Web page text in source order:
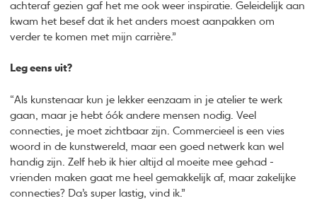
achteraf gezien gaf het me ook weer inspiratie. Geleidelijk aan
kwam het besef dat ik het anders moest aanpakken om
verder te komen met mijn carrière.”
Leg eens uit?
“Als kunstenaar kun je lekker eenzaam in je atelier te werk
gaan, maar je hebt óók andere mensen nodig. Veel
connecties, je moet zichtbaar zijn. Commercieel is een vies
woord in de kunstwereld, maar een goed netwerk kan wel
handig zijn. Zelf heb ik hier altijd al moeite mee gehad -
vrienden maken gaat me heel gemakkelijk af, maar zakelijke
connecties? Da’s super lastig, vind ik.”